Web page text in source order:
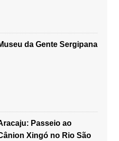
da Gente Sergipana
Passeio ao
Xingó no Rio São